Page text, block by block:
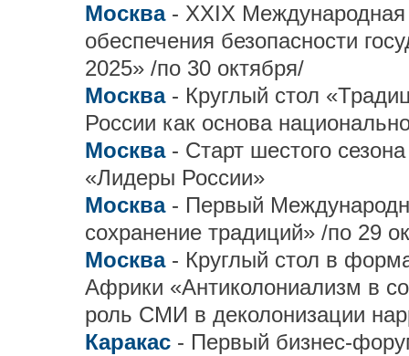
Москва - XXIX Международная
обеспечения безопасности
2025» /по 30 октября/
Москва - Круглый стол
России как основа
Москва - Старт шестого
«Лидеры России»
Москва - Первый
сохранение традиций» /по 29
Москва - Круглый стол в
Африки «Антиколониализм в
роль СМИ в деколонизации
Каракас - Первый бизнес-